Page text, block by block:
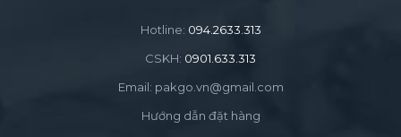
Hotline: 094.2633.313
CSKH: 0901.633.313
Email: pakgo.vn@gmail.com
Hướng dẫn đặt hàng